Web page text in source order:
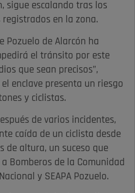
sigue escalando tras los
en la zona.
Pozuelo de Alarcón ha
el tránsito por este
que sean precisos”,
enclave presenta un riesgo
y ciclistas.
de varios incidentes,
caída de un ciclista desde
de altura, un suceso que
Bomberos de la Comunidad
y SEAPA Pozuelo.